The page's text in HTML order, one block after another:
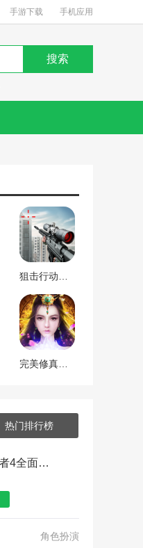
手游下载 手机应用
热门排行榜
世界征服者4全面战争
角色扮演